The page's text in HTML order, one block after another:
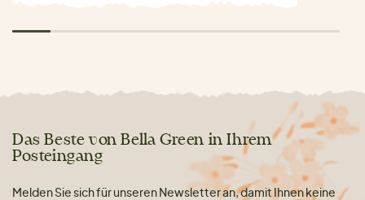
Das Beste von Bella Green in Ihrem
Posteingang
Melden Sie sich für unseren Newsletter an, damit Ihnen keine